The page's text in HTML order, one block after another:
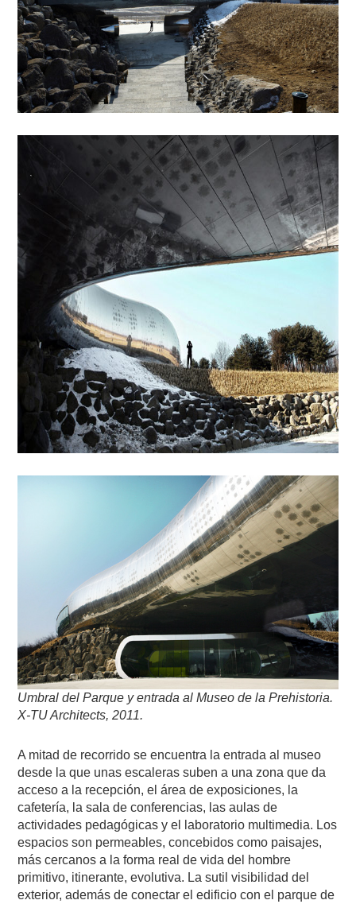
Umbral del Parque y entrada al Museo de la Prehistoria.
X-TU Architects, 2011.
A mitad de recorrido se encuentra la entrada al museo
desde la que unas escaleras suben a una zona que da
acceso a la recepción, el área de exposiciones, la
cafetería, la sala de conferencias, las aulas de
actividades pedagógicas y el laboratorio multimedia. Los
espacios son permeables, concebidos como paisajes,
más cercanos a la forma real de vida del hombre
primitivo, itinerante, evolutiva. La sutil visibilidad del
exterior, además de conectar el edificio con el parque de